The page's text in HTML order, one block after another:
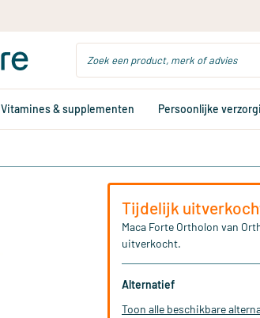
Vitamines & supplementen Persoonlijke
Tijdelijk
Maca Forte Ortholon van
uitverkocht.
Alternatief
Toon alle beschikbare